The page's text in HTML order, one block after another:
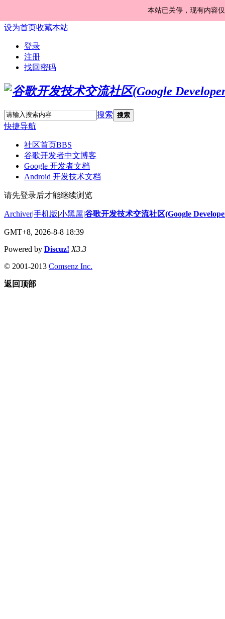
本站已关停，现有内容
设为首页收藏本站
登录
注册
找回密码
搜索 搜索
快捷导航
社区首页BBS
谷歌开发者中文博客
Google 开发者文档
Android 开发技术文档
请先登录后才能继续浏览
Archiver|手机版|小黑屋|谷歌开发技术交流社区(Google
GMT+8, 2026-8-8 18:39
Powered by Discuz! X3.3
© 2001-2013 Comsenz Inc.
返回顶部